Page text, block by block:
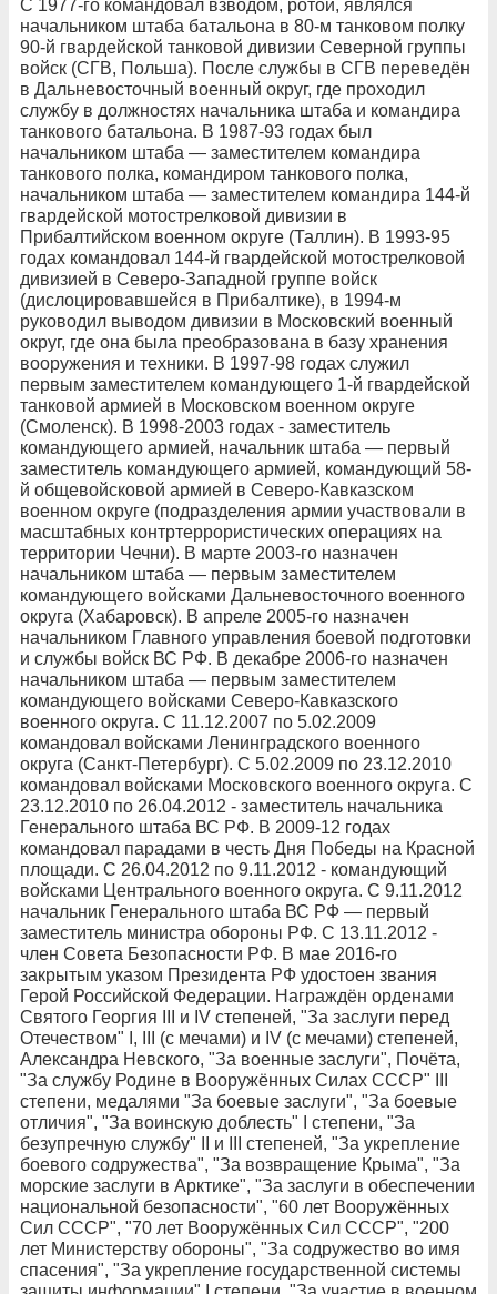
С 1977-го командовал взводом, ротой, являлся
начальником штаба батальона в 80-м танковом полку
90-й гвардейской танковой дивизии Северной группы
войск (СГВ, Польша). После службы в СГВ переведён
в Дальневосточный военный округ, где проходил
службу в должностях начальника штаба и командира
танкового батальона. В 1987-93 годах был
начальником штаба — заместителем командира
танкового полка, командиром танкового полка,
начальником штаба — заместителем командира 144-й
гвардейской мотострелковой дивизии в
Прибалтийском военном округе (Таллин). В 1993-95
годах командовал 144-й гвардейской мотострелковой
дивизией в Северо-Западной группе войск
(дислоцировавшейся в Прибалтике), в 1994-м
руководил выводом дивизии в Московский военный
округ, где она была преобразована в базу хранения
вооружения и техники. В 1997-98 годах служил
первым заместителем командующего 1-й гвардейской
танковой армией в Московском военном округе
(Смоленск). В 1998-2003 годах - заместитель
командующего армией, начальник штаба — первый
заместитель командующего армией, командующий 58-
й общевойсковой армией в Северо-Кавказском
военном округе (подразделения армии участвовали в
масштабных контртеррористических операциях на
территории Чечни). В марте 2003-го назначен
начальником штаба — первым заместителем
командующего войсками Дальневосточного военного
округа (Хабаровск). В апреле 2005-го назначен
начальником Главного управления боевой подготовки
и службы войск ВС РФ. В декабре 2006-го назначен
начальником штаба — первым заместителем
командующего войсками Северо-Кавказского
военного округа. С 11.12.2007 по 5.02.2009
командовал войсками Ленинградского военного
округа (Санкт-Петербург). С 5.02.2009 по 23.12.2010
командовал войсками Московского военного округа. С
23.12.2010 по 26.04.2012 - заместитель начальника
Генерального штаба ВС РФ. В 2009-12 годах
командовал парадами в честь Дня Победы на Красной
площади. С 26.04.2012 по 9.11.2012 - командующий
войсками Центрального военного округа. С 9.11.2012
начальник Генерального штаба ВС РФ — первый
заместитель министра обороны РФ. С 13.11.2012 -
член Совета Безопасности РФ. В мае 2016-го
закрытым указом Президента РФ удостоен звания
Герой Российской Федерации. Награждён орденами
Святого Георгия III и IV степеней, "За заслуги перед
Отечеством" I, III (с мечами) и IV (с мечами) степеней,
Александра Невского, "За военные заслуги", Почёта,
"За службу Родине в Вооружённых Силах СССР" III
степени, медалями "За боевые заслуги", "За боевые
отличия", "За воинскую доблесть" I степени, "За
безупречную службу" II и III степеней, "За укрепление
боевого содружества", "За возвращение Крыма", "За
морские заслуги в Арктике", "За заслуги в обеспечении
национальной безопасности", "60 лет Вооружённых
Сил СССР", "70 лет Вооружённых Сил СССР", "200
лет Министерству обороны", "За содружество во имя
спасения", "За укрепление государственной системы